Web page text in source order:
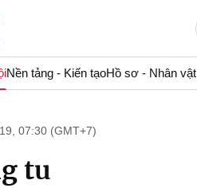
Nền tảng - Kiến tạoHồ sơ - Nhân vật
07:30 (GMT+7)
tu